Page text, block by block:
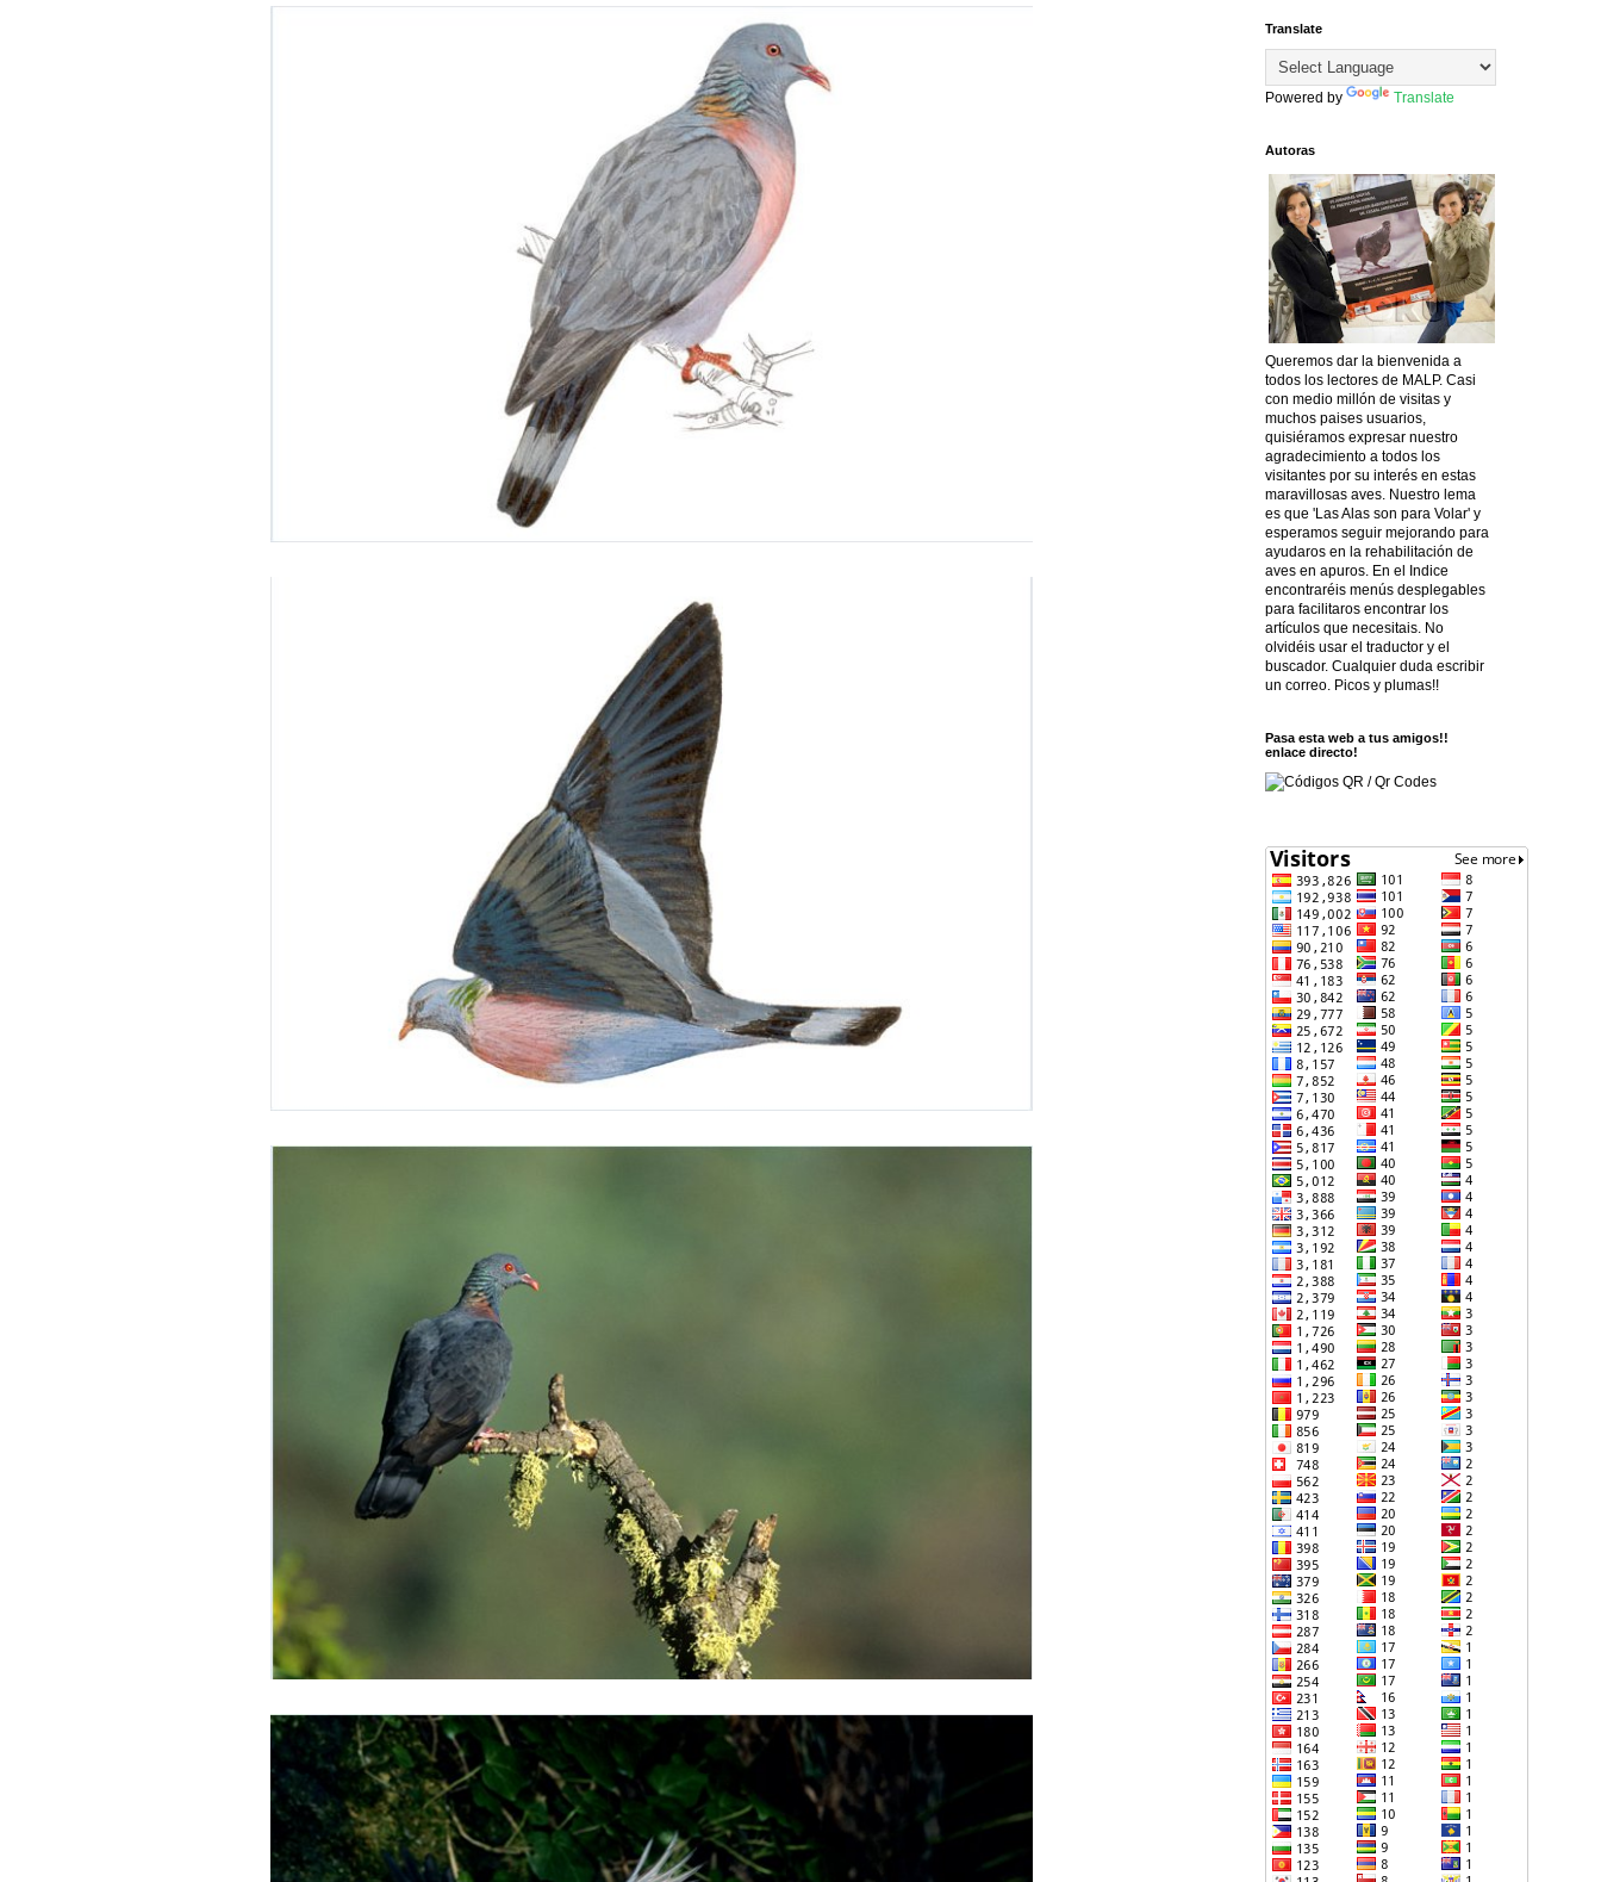
Translate
Powered by Translate
Autoras
Queremos dar la bienvenida a
todos los lectores de MALP. Casi
con medio millón de visitas y
muchos paises usuarios,
quisiéramos expresar nuestro
agradecimiento a todos los
visitantes por su interés en estas
maravillosas aves. Nuestro lema
es que 'Las Alas son para Volar' y
esperamos seguir mejorando para
ayudaros en la rehabilitación de
aves en apuros. En el Indice
encontraréis menús desplegables
para facilitaros encontrar los
artículos que necesitais. No
olvidéis usar el traductor y el
buscador. Cualquier duda escribir
un correo. Picos y plumas!!
Pasa esta web a tus amigos!!
enlace directo!